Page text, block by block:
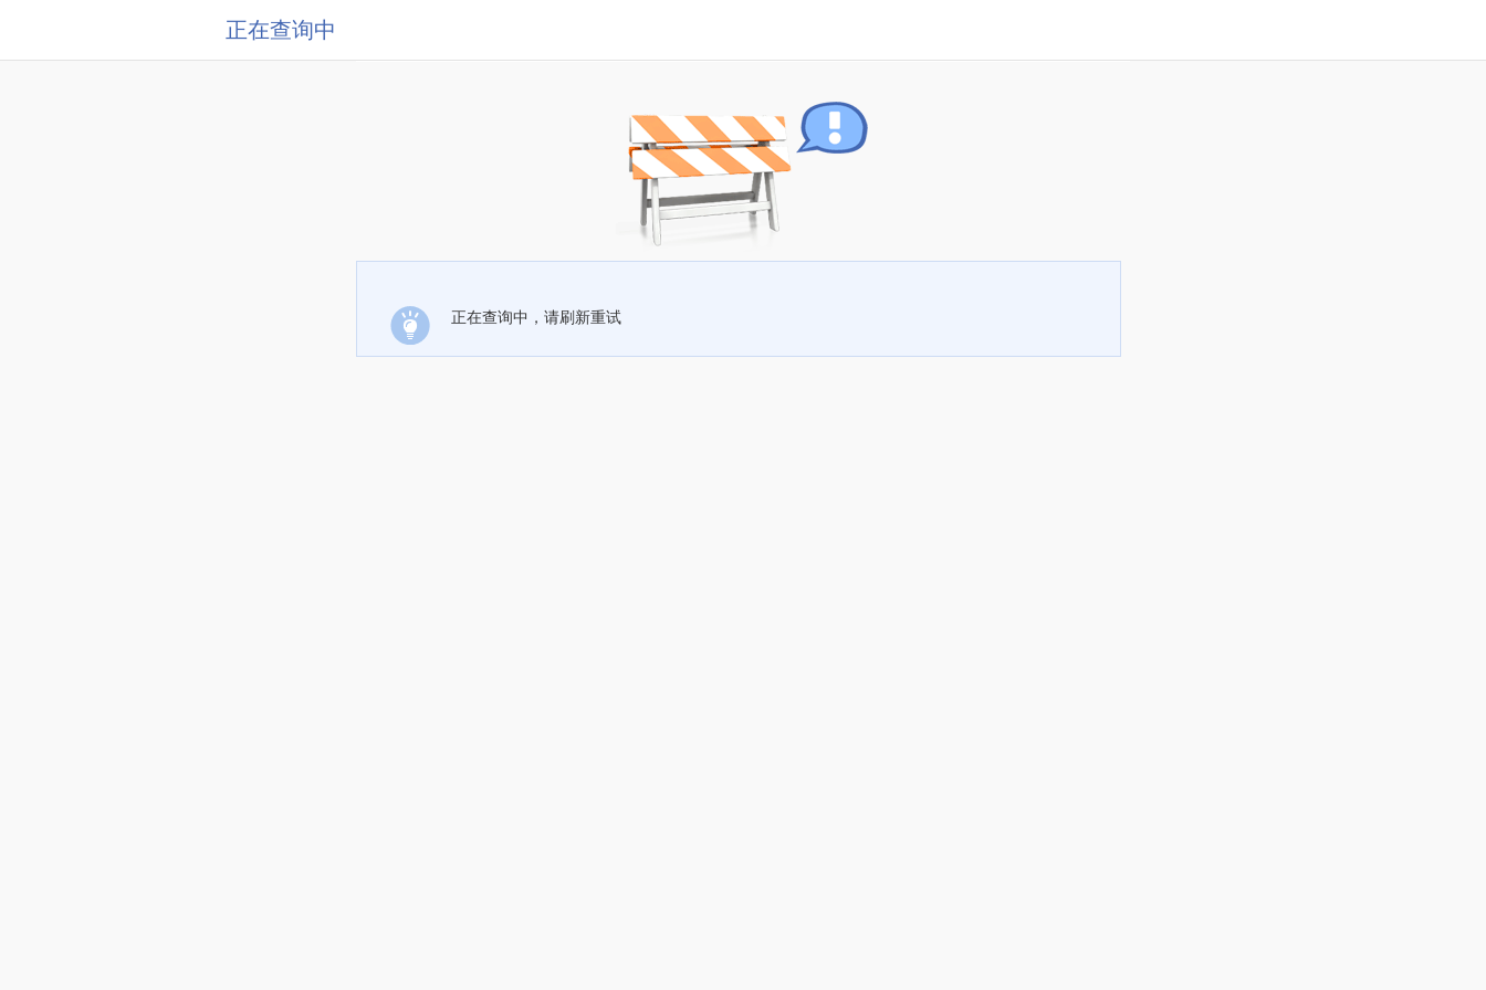
正在查询中
正在查询中，请刷新重试